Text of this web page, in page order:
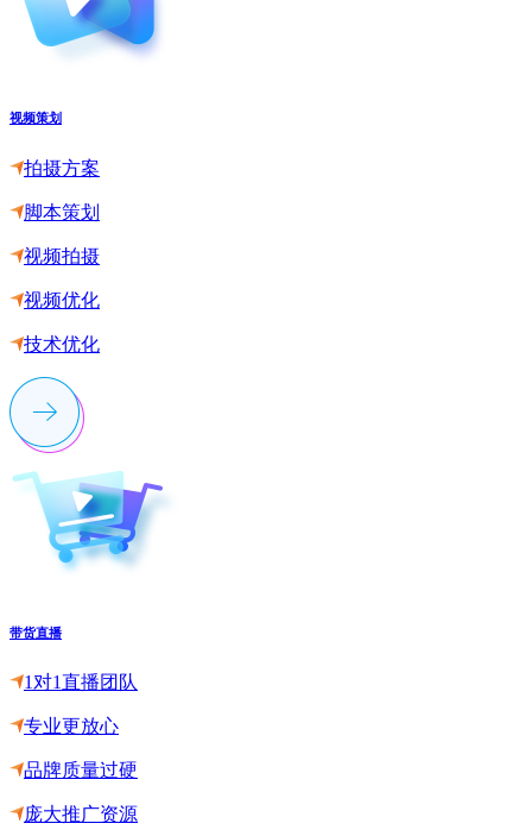
视频策划
拍摄方案
脚本策划
视频拍摄
视频优化
技术优化
带货直播
1对1直播团队
专业更放心
品牌质量过硬
庞大推广资源